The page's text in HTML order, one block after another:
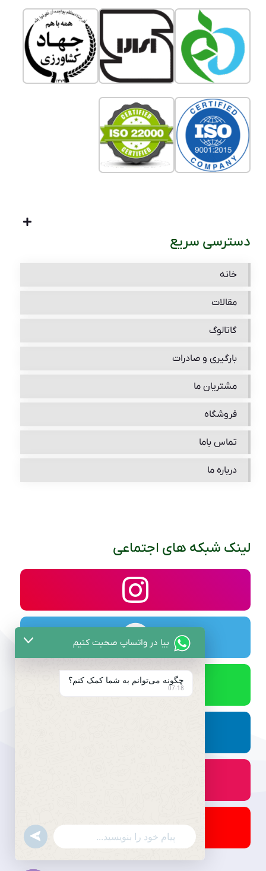
دسترسی سریع
خانه
مقالات
گاتالوگ
بارگیری و صادرات
مشتریان ما
فروشگاه
تماس باما
درباره ما
لینک شبکه های اجتماعی
بیا در واتساپ صحبت کنیم
چگونه می‌توانم به شما کمک کنم؟
07:18
WhatsApp
Message
undefined